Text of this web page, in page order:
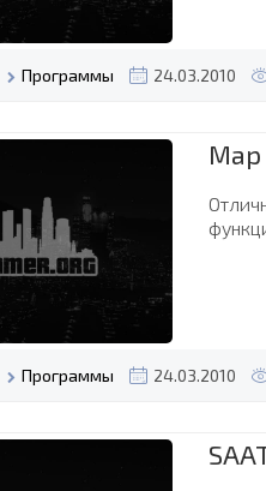
Программы 24.03.2010
Программы 24.03.2010